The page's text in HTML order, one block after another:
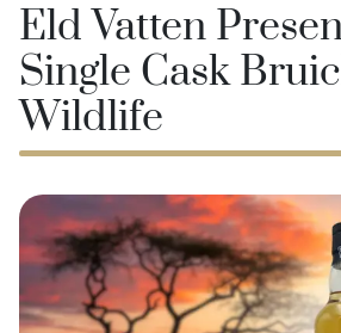
Eld Vatten
Single Cask
Wildlife